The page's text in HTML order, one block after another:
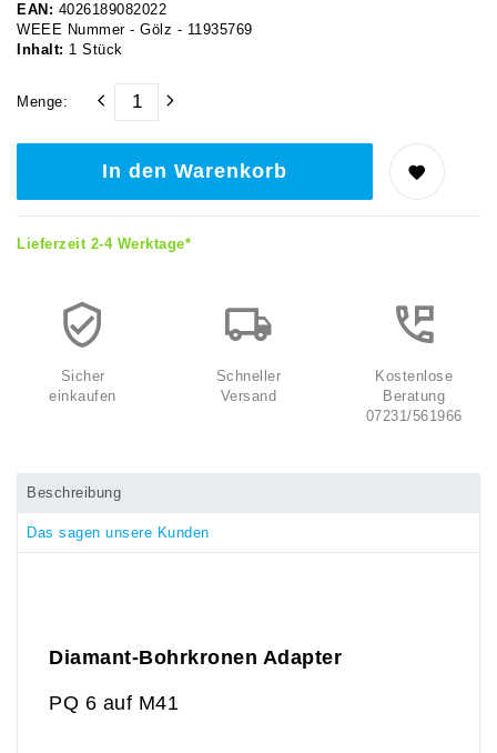
EAN: 4026189082022
WEEE Nummer - Gölz - 11935769
Inhalt: 1 Stück
Menge:
In den Warenkorb
Lieferzeit 2-4 Werktage*
Sicher
einkaufen
Schneller
Versand
Kostenlose
Beratung
07231/561966
Beschreibung
Das sagen unsere Kunden
Diamant-Bohrkronen Adapter
PQ 6 auf M41